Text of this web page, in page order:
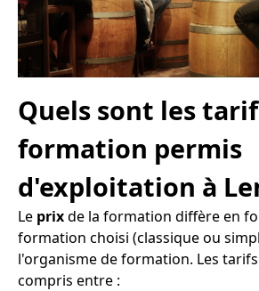
Quels sont les
formation permis
d'exploitation à
Le prixde la formation diffère en
formation choisi (classique ou
l'organisme de formation. Les
compris entre :